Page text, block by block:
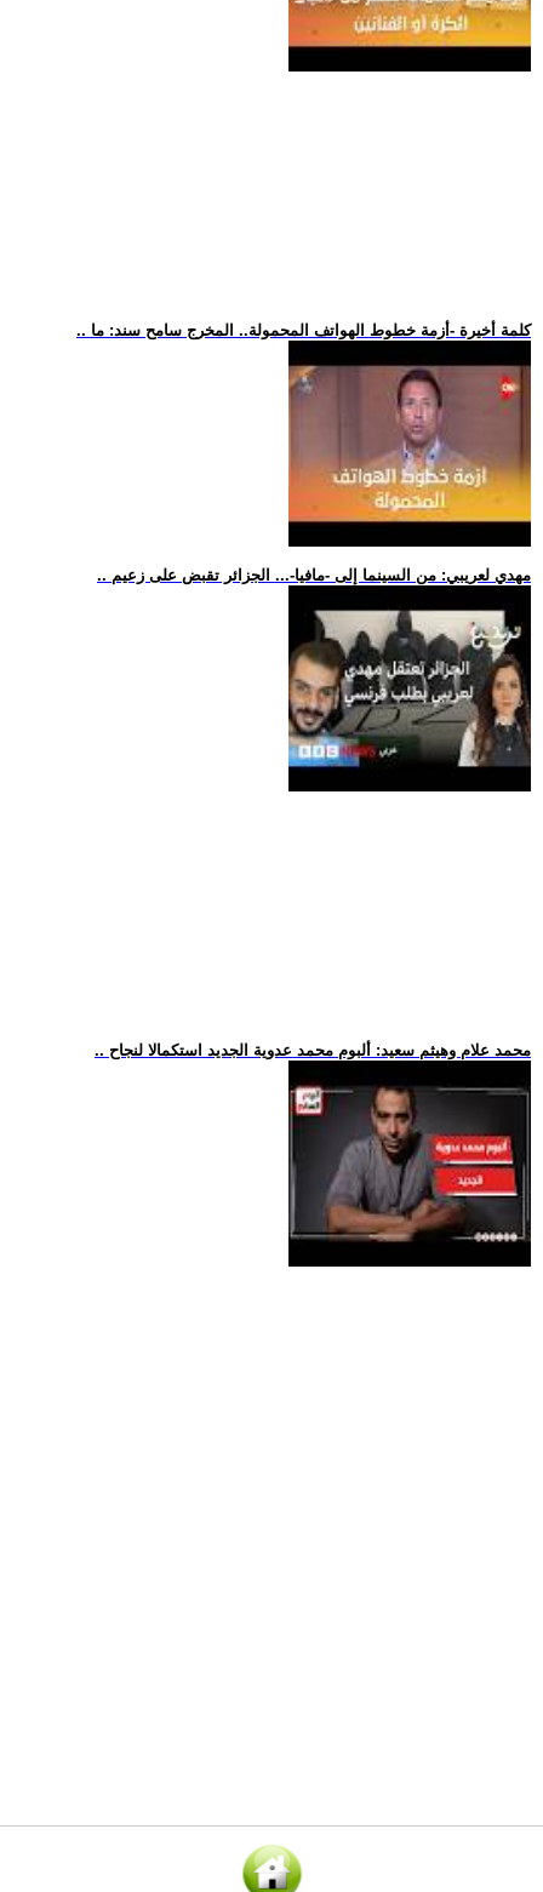
.. كلمة أخيرة -أزمة خطوط الهواتف المحمولة.. المخرج سامح سند: ما
.. مهدي لعريبي: من السينما إلى -مافيا-... الجزائر تقبض على زعيم
.. محمد علام وهيثم سعيد: ألبوم محمد عدوية الجديد استكمالا لنجاح